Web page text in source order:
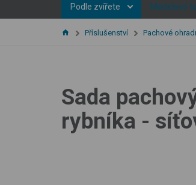
Podle zvířete Modelové
Příslušenství Pachové
Sada
rybníka -